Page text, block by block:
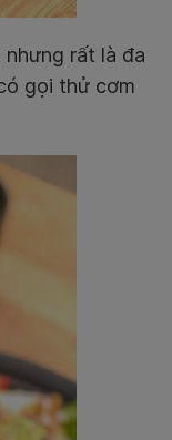
nhưng rất là đa
gọi thử cơm